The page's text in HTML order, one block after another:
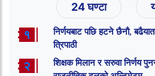
24 घण्टा
१
निर्णयबाट पछि हटने छैनौ,
त्रिपाठी
२
शिक्षक मिलान र सरुवा निर्णय